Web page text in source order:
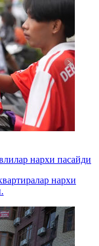
нархи пасайди
нархи